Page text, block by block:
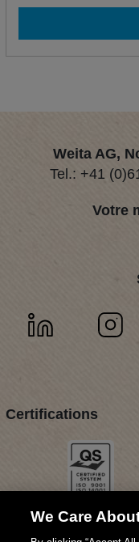
Weita AG,
Tel.: +41
Votre
Certifications
We Care